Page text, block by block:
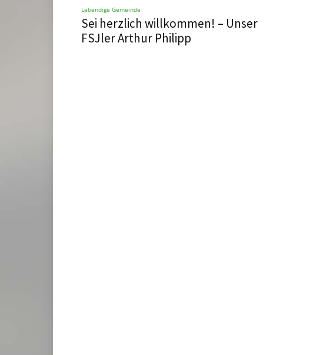
Lebendige Gemeinde
Sei herzlich willkommen! – Unser
FSJler Arthur Philipp